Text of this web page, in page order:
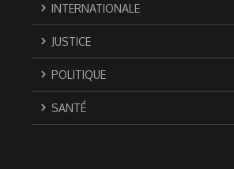
INTERNATIONALE
JUSTICE
POLITIQUE
SANTÉ